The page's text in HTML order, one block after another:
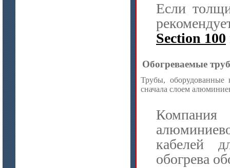
Если
Section 100
Обогреваемые
Трубы, оборудованные
сначала слоем
кабелей
обогрева